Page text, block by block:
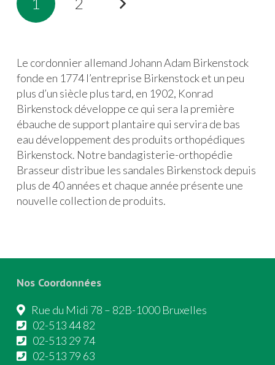
Le cordonnier allemand Johann Adam Birkenstock
fonde en 1774 l’entreprise Birkenstock et un peu
plus d’un siècle plus tard, en 1902, Konrad
Birkenstock développe ce qui sera la première
ébauche de support plantaire qui servira de bas
eau développement des produits orthopédiques
Birkenstock. Notre bandagisterie-orthopédie
Brasseur distribue les sandales Birkenstock depuis
plus de 40 années et chaque année présente une
nouvelle collection de produits.
Nos Coordonnées
Rue du Midi 78 – 82B-1000 Bruxelles
02-513 44 82
02-513 29 74
02-513 79 63